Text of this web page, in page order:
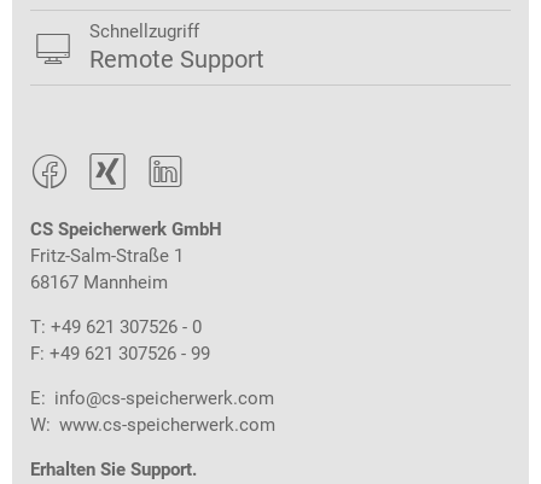
  
CS Speicherwerk GmbH
Fritz-Salm-Straße 1
68167 Mannheim
T: +49 621 307526 - 0
F: +49 621 307526 - 99
E: info@cs-speicherwerk.com
W: www.cs-speicherwerk.com
Erhalten Sie Support.
 Schnellzugriff
Remote Support